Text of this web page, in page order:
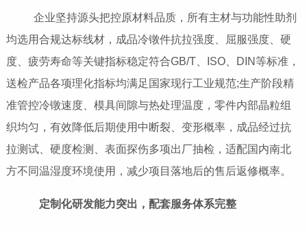
企业坚持源头把控原材料品质，所有主材与功能性助剂
均选用合规达标线材，成品冷镦件抗拉强度、屈服强度、硬
度、疲劳寿命等关键指标稳定符合GB/T、ISO、DIN等标准，
送检产品各项理化指标均满足国家现行工业规范;生产阶段精
准管控冷镦速度、模具间隙与热处理温度，零件内部晶粒组
织均匀，有效降低后期使用中断裂、变形概率，成品经过抗
拉测试、硬度检测、表面探伤多项出厂抽检，适配国内南北
方不同温湿度环境使用，减少项目落地后的售后返修概率。
定制化研发能力突出，配套服务体系完整